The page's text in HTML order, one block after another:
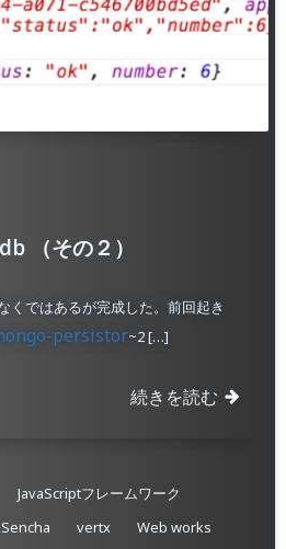
（その２）
くではあるが完成した。前回起き
persistor~2 […]
続きを読む
JavaScriptフレームワーク
Sencha vertx
Web works